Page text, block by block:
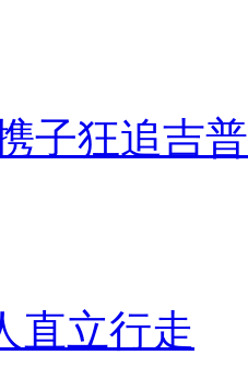
子狂追吉
直立行走